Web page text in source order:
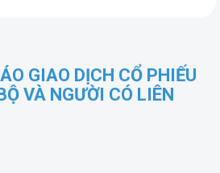
GIAO DỊCH CỔ PHIẾU
VÀ NGƯỜI CÓ LIÊN